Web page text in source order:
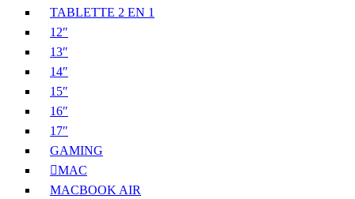
TABLETTE 2 EN 1
12″
13″
14″
15″
16″
17″
GAMING
MAC
MACBOOK AIR